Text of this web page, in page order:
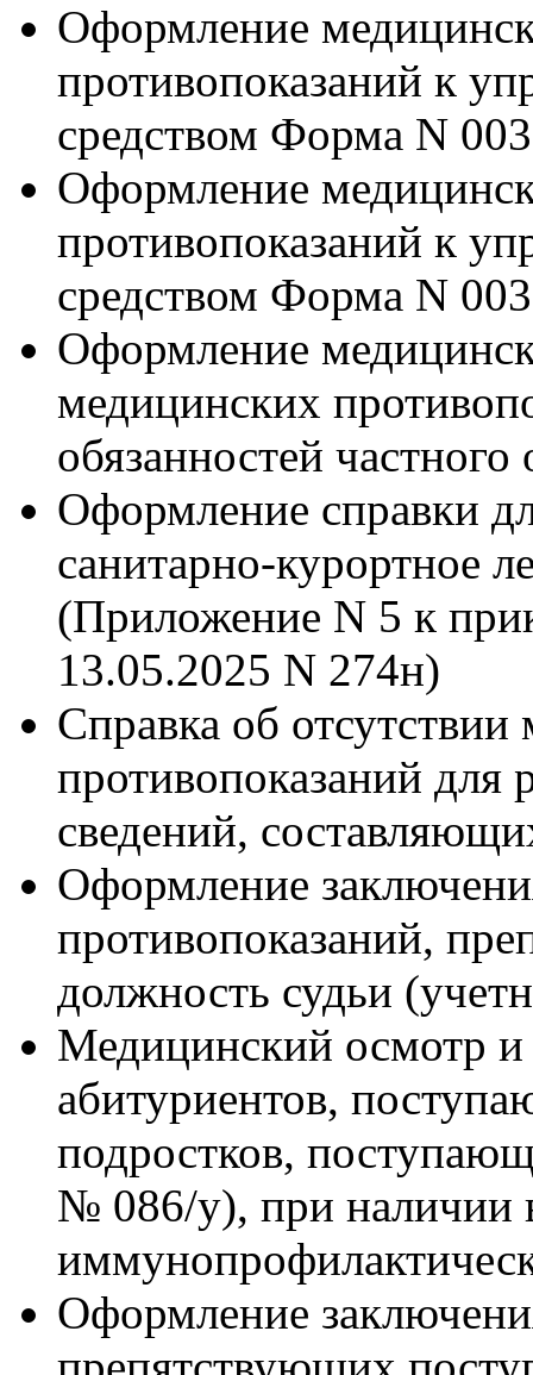
Оформление
противопоказаний к
средством Форма N
Оформление
противопоказаний к
средством Форма N
Оформление
медицинских
обязанностей
Оформление справки
санитарно-курортное
(Приложение N 5 к
13.05.2025 N 274н)
Справка об
противопоказаний для
сведений,
Оформление
противопоказаний,
должность судьи
Медицинский осмотр
абитуриентов,
подростков,
№ 086/у), при наличии
Оформление